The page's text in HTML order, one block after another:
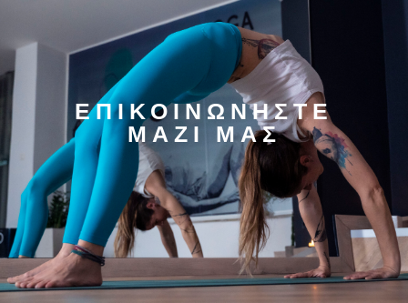
ΕΠΙΚΟΙΝΩΝΗΣΤΕ
ΜΑΖΙ ΜΑΣ